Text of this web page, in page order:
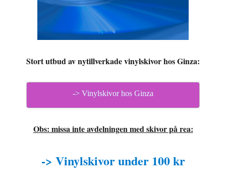
Stort utbud av nytillverkade vinylskivor hos Ginza:
-> Vinylskivor hos Ginza
Obs: missa inte avdelningen med skivor på rea:
-> Vinylskivor under 100 kr